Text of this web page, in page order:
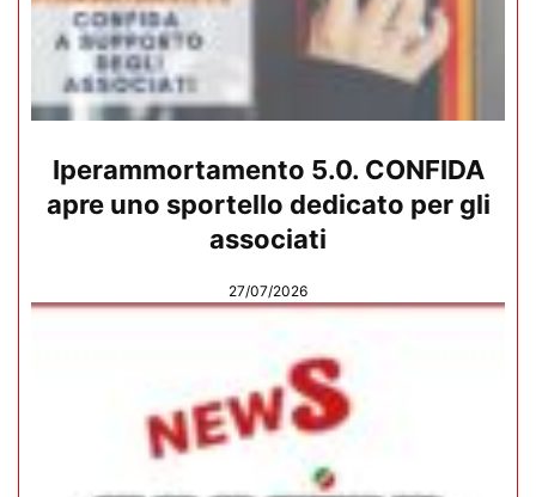
Iperammortamento 5.0. CONFIDA
apre uno sportello dedicato per gli
associati
27/07/2026